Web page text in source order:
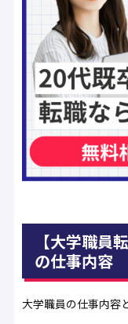
【大学職員
の仕事内容
大学職員の仕事内容